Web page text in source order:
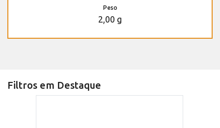
Peso
2,00 g
Filtros em Destaque